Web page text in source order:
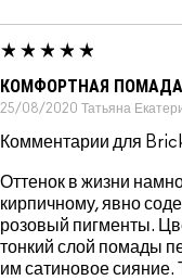
КОМФОРТНАЯ
25/08/2020 Татьяна
Комментарии для
Оттенок в жизни
кирпичному, явно
розовый пигменты.
тонкий слой помады
им сатиновое сияние.